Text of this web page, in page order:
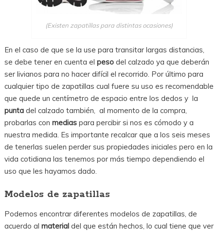
(Existen zapatillas para distintas ocasiones)
En el caso de que se la use para transitar largas distancias,
se debe tener en cuenta el pesodel calzado ya que deberán
ser livianos para no hacer difícil el recorrido. Por último para
cualquier tipo de zapatillas cual fuere su uso es recomendable
que quede un centímetro de espacio entre los dedos y la
puntadel calzado también, al momento de la compra,
probarlas con mediaspara percibir si nos es cómodo y a
nuestra medida. Es importante recalcar que a los seis meses
de tenerlas suelen perder sus propiedades iniciales pero en la
vida cotidiana las tenemos por más tiempo dependiendo el
uso que les hayamos dado.
Modelos de zapatillas
Podemos encontrar diferentes modelos de zapatillas, de
acuerdo al materialdel que están hechos, lo cual tiene que ver